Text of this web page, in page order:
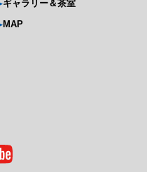
ギャラリー＆茶室
MAP